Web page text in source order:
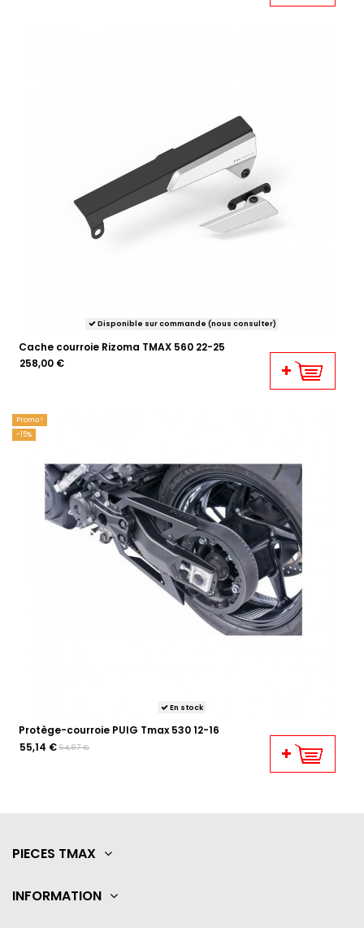
Disponible sur commande (nous consulter)
Cache courroie Rizoma TMAX 560 22-25
258,00 €
Promo !
-15%
En stock
Protège-courroie PUIG Tmax 530 12-16
55,14 €64,87 €
PIECES TMAX
INFORMATION